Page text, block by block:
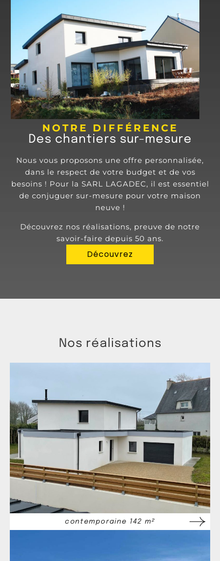
NOTRE DIFFÉRENCE
Des chantiers sur-mesure
Nous vous proposons une offre personnalisée,
dans le respect de votre budget et de vos
besoins ! Pour la SARL LAGADEC, il est essentiel
de conjuguer sur-mesure pour votre maison
neuve !
Découvrez nos réalisations, preuve de notre
savoir-faire depuis 50 ans.
Découvrez
Nos réalisations
contemporaine 142 m²